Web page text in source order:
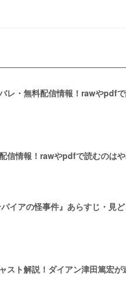
レ・無料配信情報！rawやpdf
信情報！rawやpdfで読むのはや
イアの怪事件』あらすじ・見
スト解説！ダイアン津田篤宏